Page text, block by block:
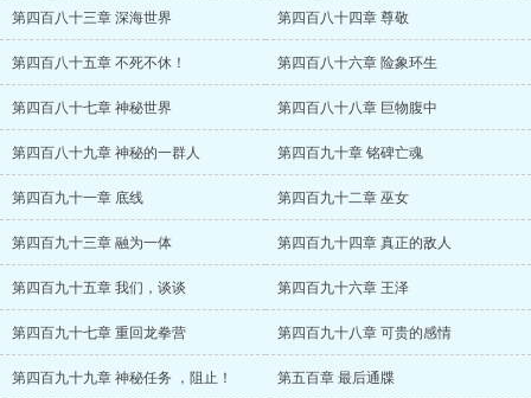
第四百八十三章 深海世界 第四百八十四章 尊敬
第四百八十五章 不死不休！ 第四百八十六章 险象环生
第四百八十七章 神秘世界 第四百八十八章 巨物腹中
第四百八十九章 神秘的一群人 第四百九十章 铭碑亡魂
第四百九十一章 底线 第四百九十二章 巫女
第四百九十三章 融为一体 第四百九十四章 真正的敌人
第四百九十五章 我们，谈谈 第四百九十六章 王泽
第四百九十七章 重回龙拳营 第四百九十八章 可贵的感情
第四百九十九章 神秘任务 ，阻止！ 第五百章 最后通牒